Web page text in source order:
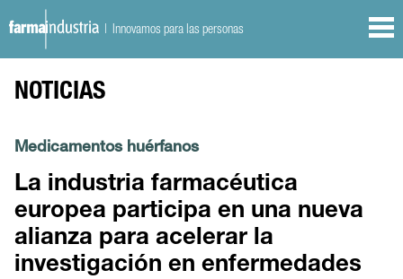
| Innovamos para las personas
NOTICIAS
Medicamentos huérfanos
La industria farmacéutica
europea participa en una nueva
alianza para acelerar la
investigación en enfermedades